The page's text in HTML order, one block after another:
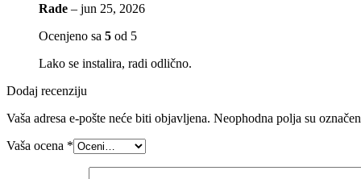
Rade – jun 25, 2026
Ocenjeno sa 5 od 5
Lako se instalira, radi odlično.
Dodaj recenziju
Vaša adresa e-pošte neće biti objavljena. Neophodna polja su
Vaša ocena *